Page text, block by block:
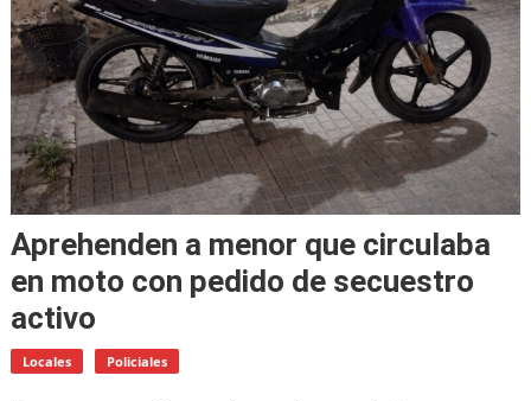
Aprehenden a menor que circulaba
en moto con pedido de secuestro
activo
Locales Policiales